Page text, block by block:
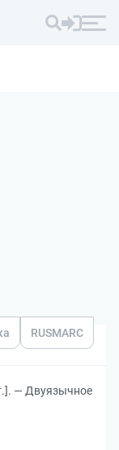
RUSMARC
— Двуязычное